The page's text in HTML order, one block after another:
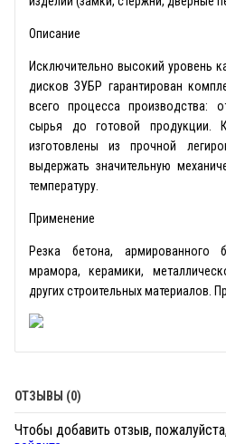
Описание
Исключительно высокий уровень
дисков ЗУБР гарантирован
всего процесса производства:
сырья до готовой продукции.
изготовлены из прочной
выдержать значительную
температуру.
Применение
Резка бетона, армированного
мрамора, керамики,
других строительных материалов.
ОТЗЫВЫ (0)
Чтобы добавить отзыв,